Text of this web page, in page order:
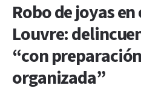
Robo de joyas en
Louvre:
“con
organizada”